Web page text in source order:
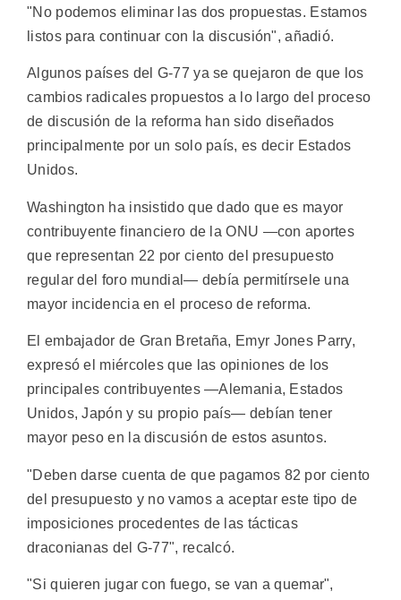
"No podemos eliminar las dos propuestas. Estamos
listos para continuar con la discusión", añadió.
Algunos países del G-77 ya se quejaron de que los
cambios radicales propuestos a lo largo del proceso
de discusión de la reforma han sido diseñados
principalmente por un solo país, es decir Estados
Unidos.
Washington ha insistido que dado que es mayor
contribuyente financiero de la ONU —con aportes
que representan 22 por ciento del presupuesto
regular del foro mundial— debía permitírsele una
mayor incidencia en el proceso de reforma.
El embajador de Gran Bretaña, Emyr Jones Parry,
expresó el miércoles que las opiniones de los
principales contribuyentes —Alemania, Estados
Unidos, Japón y su propio país— debían tener
mayor peso en la discusión de estos asuntos.
"Deben darse cuenta de que pagamos 82 por ciento
del presupuesto y no vamos a aceptar este tipo de
imposiciones procedentes de las tácticas
draconianas del G-77", recalcó.
"Si quieren jugar con fuego, se van a quemar",